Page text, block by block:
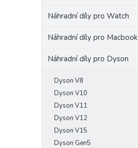
Náhradní díly pro Watch
Náhradní díly pro Macbook
Náhradní díly pro Dyson
Dyson V8
Dyson V10
Dyson V11
Dyson V12
Dyson V15
Dyson Gen5